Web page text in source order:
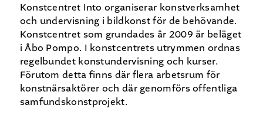
Konstcentret Into organiserar konstverksamhet
och undervisning i bildkonst för de behövande.
Konstcentret som grundades år 2009 är beläget
i Åbo Pompo. I konstcentrets utrymmen ordnas
regelbundet konstundervisning och kurser.
Förutom detta finns där flera arbetsrum för
konstnärsaktörer och där genomförs offentliga
samfundskonstprojekt.